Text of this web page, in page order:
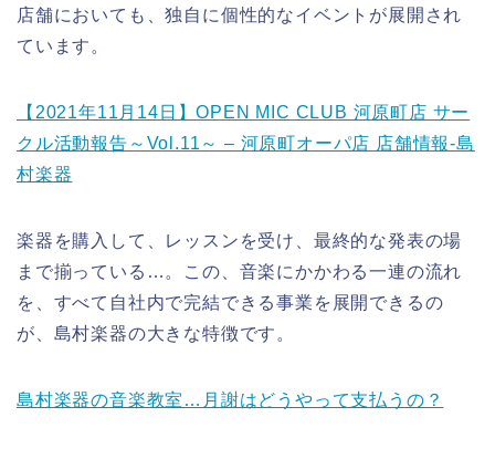
店舗においても、独自に個性的なイベントが展開され
ています。
【2021年11月14日】OPEN MIC CLUB 河原町店 サー
クル活動報告～Vol.11～ – 河原町オーパ店 店舗情報-島
村楽器
楽器を購入して、レッスンを受け、最終的な発表の場
まで揃っている…。この、音楽にかかわる一連の流れ
を、すべて自社内で完結できる事業を展開できるの
が、島村楽器の大きな特徴です。
島村楽器の音楽教室…月謝はどうやって支払うの？